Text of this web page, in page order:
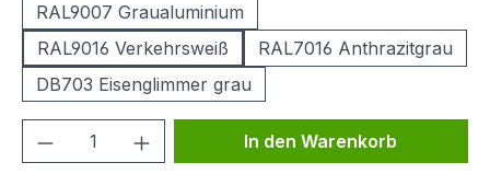
RAL9007 Graualuminium
RAL9016 Verkehrsweiß
RAL7016 Anthrazitgrau
DB703 Eisenglimmer grau
Produkt Anzahl: Gib denIn den Warenkorb